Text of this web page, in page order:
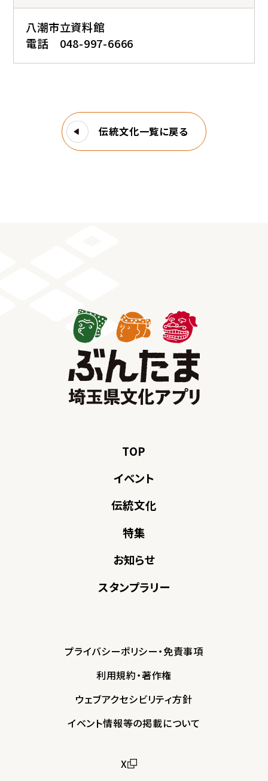
八潮市立資料館
電話 048-997-6666
伝統文化一覧に戻る
TOP
イベント
伝統文化
特集
お知らせ
スタンプラリー
プライバシーポリシー・免責事項
利用規約・著作権
ウェブアクセシビリティ方針
イベント情報等の掲載について
X